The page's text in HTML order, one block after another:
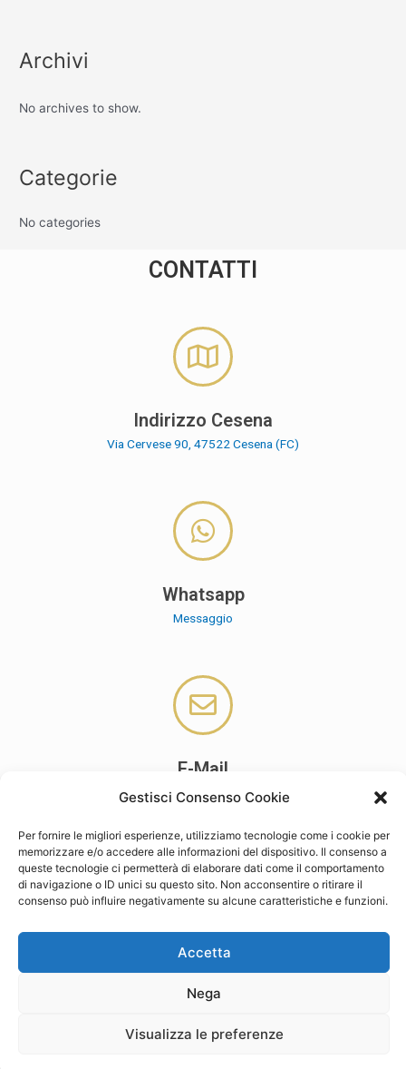
Gestisci Consenso Cookie
Per fornire le migliori esperienze, utilizziamo tecnologie come i cookie per
memorizzare e/o accedere alle informazioni del dispositivo. Il consenso a
queste tecnologie ci permetterà di elaborare dati come il comportamento
di navigazione o ID unici su questo sito. Non acconsentire o ritirare il
consenso può influire negativamente su alcune caratteristiche e funzioni.
Accetta
Nega
Visualizza le preferenze
Archivi
No archives to show.
Categorie
No categories
CONTATTI
Indirizzo Cesena
Via Cervese 90, 47522 Cesena (FC)
Whatsapp
Messaggio
E-Mail
cpa.settingmanagement@gmail.com
Copyright © 2026 | Studio Cpa-NEDI Setting and Management - Via Cervese 90 - 47522 Cesena